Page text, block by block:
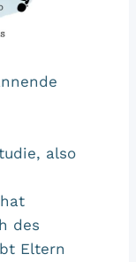
also
des
Eltern